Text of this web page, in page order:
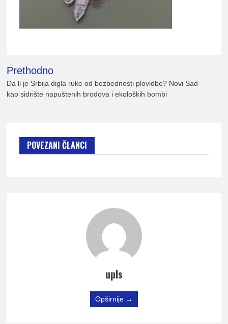
Kretanje
članka
Prethodno
Da li je Srbija digla ruke od bezbednosti plovidbe? Novi Sad
kao sidrište napuštenih brodova i ekoloških bombi
POVEZANI ČLANCI
upls
Opširnije →